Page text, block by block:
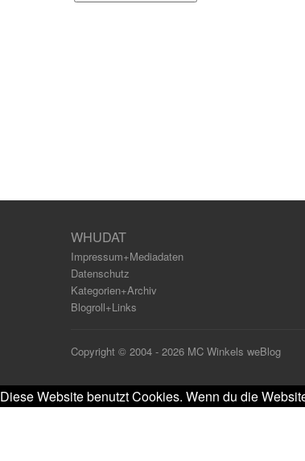
WHUDAT
Impressum+Mediadaten
Datenschutz
Kategorien+Archiv
Blogroll+Links
Copyright © 2004 - 2026 MC Winkels weBlog
Diese Website benutzt Cookies. Wenn du die